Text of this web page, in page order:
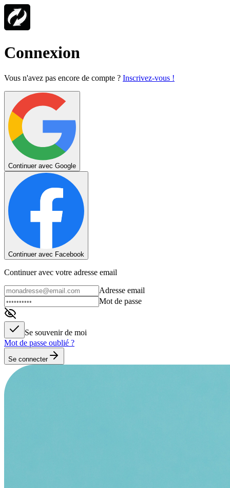
Connexion
Vous n'avez pas encore de compte ? Inscrivez-vous !
Continuer avec Google
Continuer avec Facebook
Continuer avec votre adresse email
Adresse email
Mot de passe
Se souvenir de moi
Mot de passe oublié ?
Se connecter